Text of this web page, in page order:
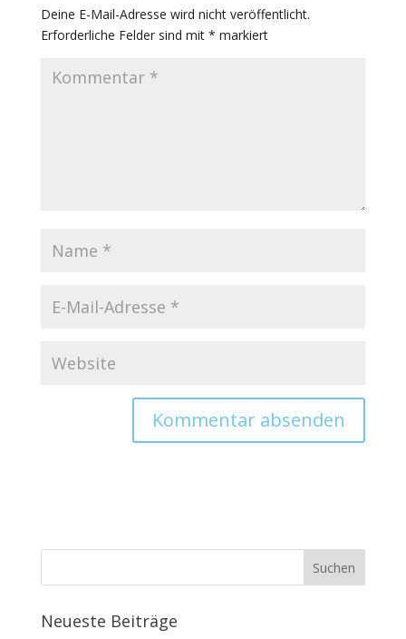
Deine E-Mail-Adresse wird nicht veröffentlicht.
Erforderliche Felder sind mit * markiert
Neueste Beiträge